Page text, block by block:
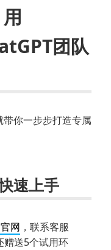
团队
你一步步打造专属
速上手
网 ，联系客服
赠送5个试用环